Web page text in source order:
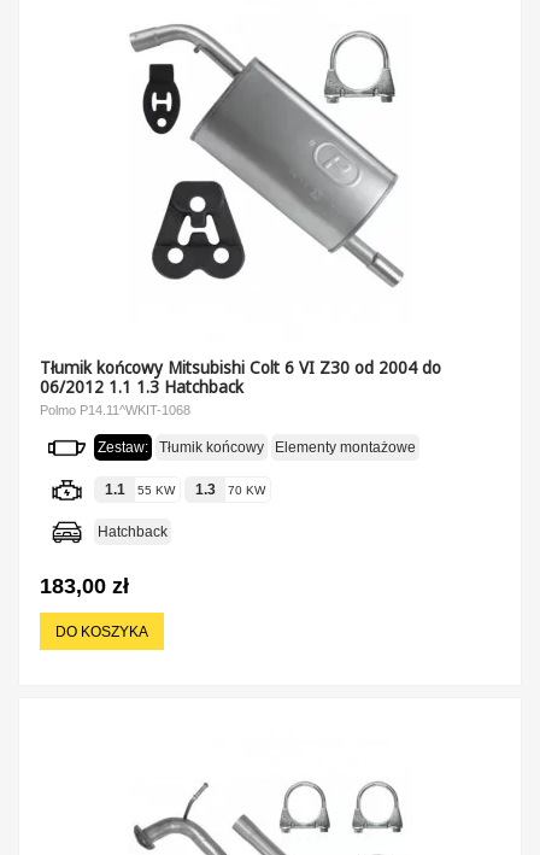
Tłumik końcowy Mitsubishi Colt 6 VI Z30 od 2004 do
06/2012 1.1 1.3 Hatchback
Polmo P14.11^WKIT-1068
Zestaw: Tłumik końcowy Elementy montażowe
1.1 55 KW 1.3 70 KW
Hatchback
183,00 zł
DO KOSZYKA